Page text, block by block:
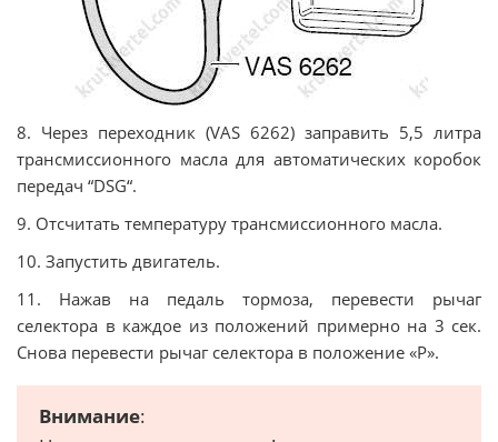
8. Через переходник (VAS 6262) заправить 5,5 литра
трансмиссионного масла для автоматических коробок
передач “DSG“.
9. Отсчитать температуру трансмиссионного масла.
10. Запустить двигaтeль.
11. Нажав на педаль тормоза, перевести рычаг
селектора в каждое из положений примерно на 3 сек.
Снова перевести рычаг селектора в положение «P».
Внимание: